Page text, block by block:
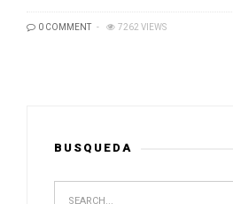
0 COMMENT 7262 VIEWS
BUSQUEDA